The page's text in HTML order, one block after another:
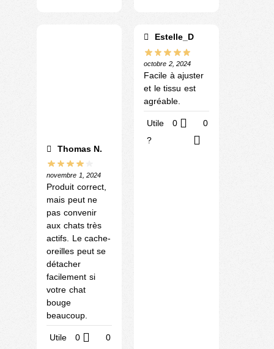
Thomas N.
novembre 1, 2024
Produit correct,
mais peut ne
pas convenir
aux chats très
actifs. Le cache-
oreilles peut se
détacher
facilement si
votre chat
bouge
beaucoup.
Utile
0 0
Estelle_D
octobre 2, 2024
Facile à ajuster
et le tissu est
agréable.
Utile
?
0 0